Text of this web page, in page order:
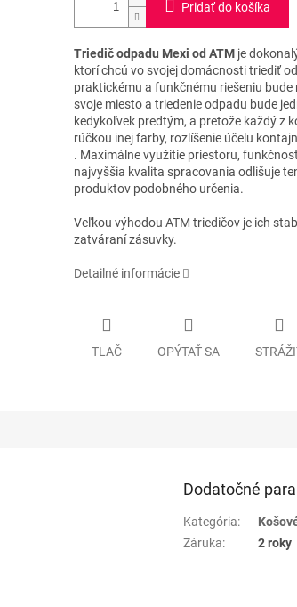
Pridať do košíka
Triedič odpadu Mexi od ATM je
ktorí chcú vo svojej domácnosti triediť
praktickému a funkčnému riešeniu
svoje miesto a triedenie odpadu bude
kedykoľvek predtým, a pretože každý z
rúčkou inej farby, rozlíšenie účelu
. Maximálne využitie priestoru,
najvyššia kvalita spracovania odlišuje
produktov podobného určenia.
Veľkou výhodou ATM triedičov je ich
zatváraní zásuvky.
Detailné informácie
TLAČ OPÝTAŤ SA
Dodatočné
Kategória:
Záruka: 2 roky